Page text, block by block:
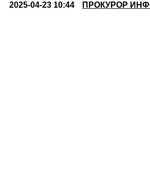
2025-04-23 10:44 ПРОКУРОР